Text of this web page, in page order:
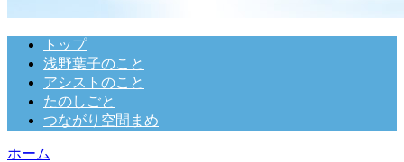
トップ
浅野葉子のこと
アシストのこと
たのしごと
つながり空間まめ
ホーム